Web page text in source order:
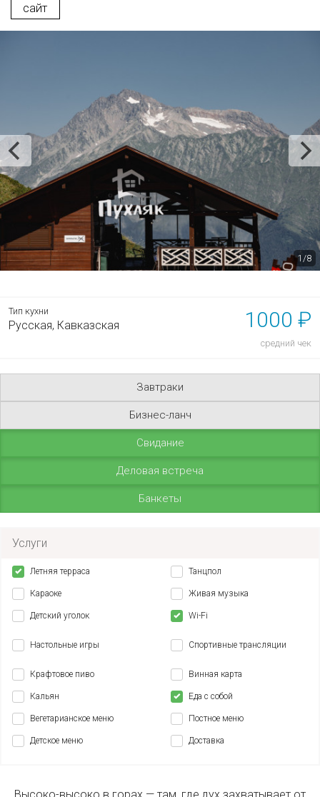
сайт
1/8
Тип кухни
Русская, Кавказская 1000 ₽
средний чек
Завтраки
Бизнес-ланч
Свидание
Деловая встреча
Банкеты
Услуги
Летняя терраса Танцпол
Караоке Живая музыка
Детский уголок Wi-Fi
Настольные игры Спортивные трансляции
Крафтовое пиво Винная карта
Кальян Еда с собой
Вегетарианское меню Постное меню
Детское меню Доставка